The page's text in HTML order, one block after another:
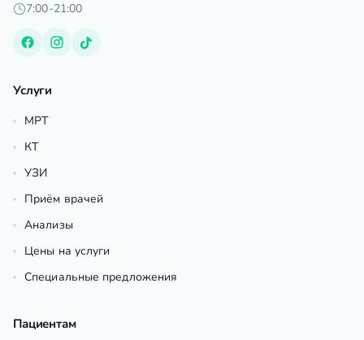
7:00-21:00
Услуги
МРТ
КТ
УЗИ
Приём врачей
Анализы
Цены на услуги
Специальные предложения
Пациентам